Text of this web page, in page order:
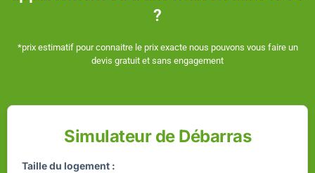
?
*prix estimatif pour connaitre le prix exacte nous pouvons vous faire un
devis gratuit et sans engagement
Simulateur de Débarras
Taille du logement :